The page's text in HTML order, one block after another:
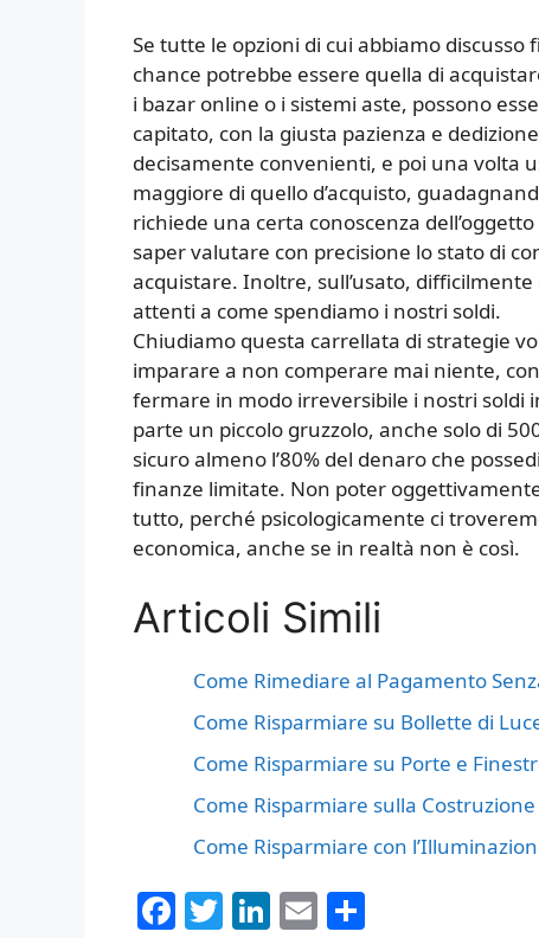
Se tutte le opzioni di cui abbiamo
chance potrebbe essere quella di
i bazar online o i sistemi aste, possono
capitato, con la giusta pazienza e
decisamente convenienti, e poi una volta
maggiore di quello d’acquisto,
richiede una certa conoscenza
saper valutare con precisione lo stato di
acquistare. Inoltre, sull’usato,
attenti a come spendiamo i nostri soldi.
Chiudiamo questa carrellata di strategie
imparare a non comperare mai niente,
fermare in modo irreversibile i nostri soldi
parte un piccolo gruzzolo, anche solo di
sicuro almeno l’80% del denaro che
finanze limitate. Non poter
tutto, perché psicologicamente ci
economica, anche se in realtà non è così.
Articoli Simili
Come Rimediare al Pagamento
Come Risparmiare su Bollette di
Come Risparmiare su Porte e
Come Risparmiare sulla
Come Risparmiare con
F
T
Li E